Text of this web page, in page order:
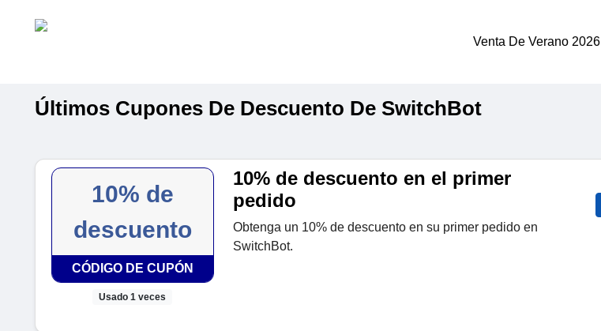
Venta De Verano 2026
Últimos Cupones De Descuento De SwitchBot
10% de
descuento
CÓDIGO DE CUPÓN
Usado 1 veces
10% de descuento en el primer
pedido
Obtenga un 10% de descuento en su primer pedido en
SwitchBot.